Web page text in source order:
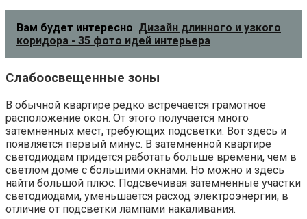
Вам будет интересно Дизайн длинного и узкого
коридора - 35 фото идей интерьера
Слабоосвещенные зоны
В обычной квартире редко встречается грамотное
расположение окон. От этого получается много
затемненных мест, требующих подсветки. Вот здесь и
появляется первый минус. В затемненной квартире
светодиодам придется работать больше времени, чем в
светлом доме с большими окнами. Но можно и здесь
найти большой плюс. Подсвечивая затемненные участки
светодиодами, уменьшается расход электроэнергии, в
отличие от подсветки лампами накаливания.